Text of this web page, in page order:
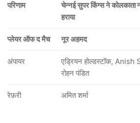
परिणाम
चेन्नई सुपर किंग्स ने कोलकाता
हराया
प्लेयर ऑफ द मैच नूर अहमद
अंपायर
एड्रियन होल्डस्टॉक,
रोहन पंडित
रेफ़री अमित शर्मा